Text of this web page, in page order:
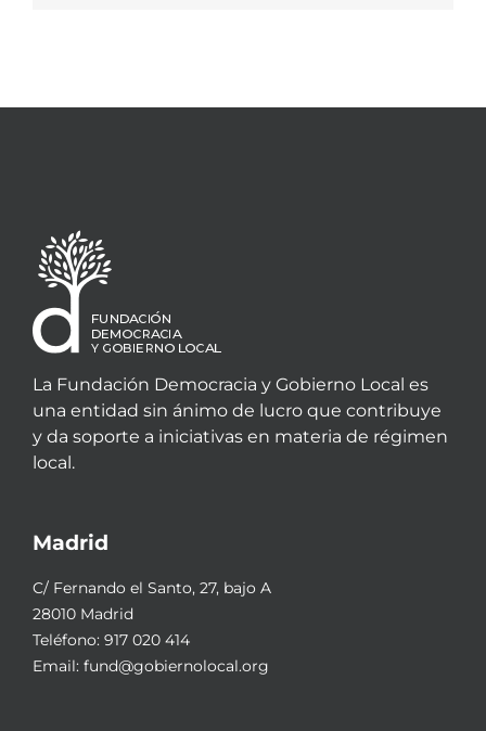
La Fundación Democracia y Gobierno Local es
una entidad sin ánimo de lucro que contribuye
y da soporte a iniciativas en materia de régimen
local.
Madrid
C/ Fernando el Santo, 27, bajo A
28010 Madrid
Teléfono: 917 020 414
Email: fund@gobiernolocal.org